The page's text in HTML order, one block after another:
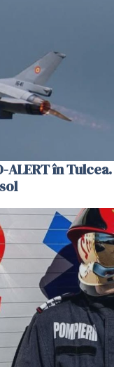
ALERT în Tulcea.